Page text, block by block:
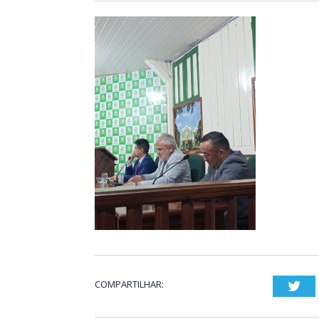
COMPARTILHAR: